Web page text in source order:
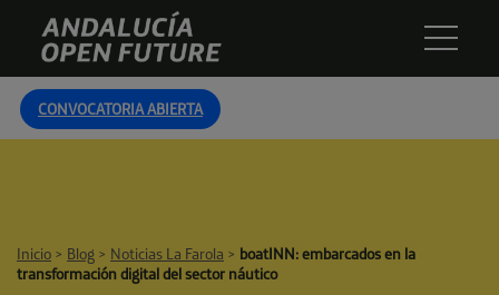
content
Andalucía
Open
Future
CONVOCATORIA ABIERTA
Inicio > Blog > Noticias La Farola > boatINN: embarcados en la
transformación digital del sector náutico